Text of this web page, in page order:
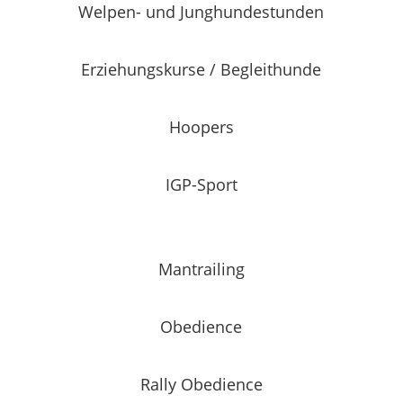
Welpen- und Junghundestunden
Erziehungskurse / Begleithunde
Hoopers
IGP-Sport
Mantrailing
Obedience
Rally Obedience